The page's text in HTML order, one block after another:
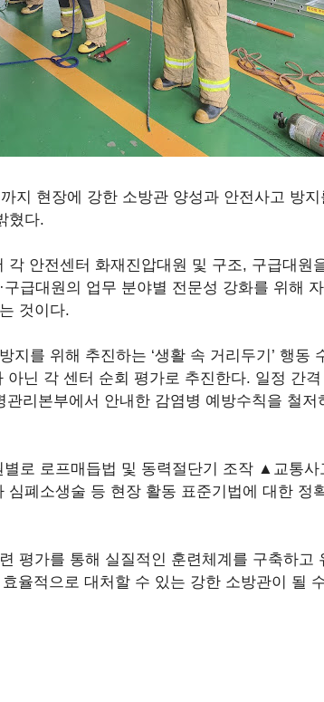
지 현장에 강한 소방관 양성과 안전사고 방
혔다.
각 안전센터 화재진압대원 및 구조, 구급대원
구급대원의 업무 분야별 전문성 강화를 위해
것이다.
지를 위해 추진하는 ‘생활 속 거리두기’ 행동
아닌 각 센터 순회 평가로 추진한다. 일정 간
리본부에서 안내한 감염병 예방수칙을 철
별로 로프매듭법 및 동력절단기 조작 ▲교통
폐소생술 등 현장 활동 표준기법에 대한 정
평가를 통해 실질적인 훈련체계를 구축하고
율적으로 대처할 수 있는 강한 소방관이 될